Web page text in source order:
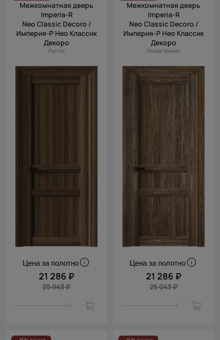
Межкомнатная дверь
Imperia-R
Neo Classic Decoro /
Империя-Р Нео Классик
Декоро
Рустик
Цена за полотно
21 286 ₽
25 043 ₽
Межкомнатная дверь
Imperia-R
Neo Classic Decoro /
Империя-Р Нео Классик
Декоро
Олива тёмная
Цена за полотно
21 286 ₽
25 043 ₽